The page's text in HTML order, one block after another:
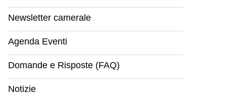
Newsletter camerale
Agenda Eventi
Domande e Risposte (FAQ)
Notizie